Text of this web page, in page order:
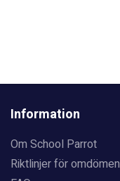
Information
Om School Parrot
Riktlinjer för omdömen